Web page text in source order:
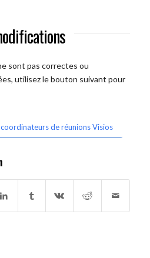
sont pas correctes ou
utilisez le bouton suivant pour
de réunions Visios